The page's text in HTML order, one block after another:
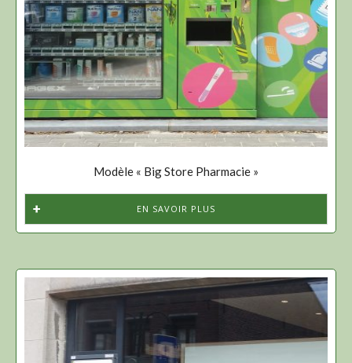
Modèle « Big Store Pharmacie »
EN SAVOIR PLUS